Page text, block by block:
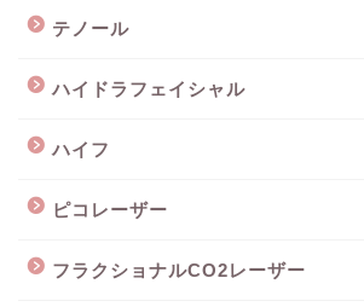
テノール
ハイドラフェイシャル
ハイフ
ピコレーザー
フラクショナルCO2レーザー